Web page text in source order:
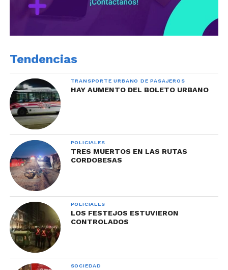
Tendencias
TRANSPORTE URBANO DE PASAJEROS
HAY AUMENTO DEL BOLETO URBANO
POLICIALES
TRES MUERTOS EN LAS RUTAS
CORDOBESAS
POLICIALES
LOS FESTEJOS ESTUVIERON
CONTROLADOS
SOCIEDAD